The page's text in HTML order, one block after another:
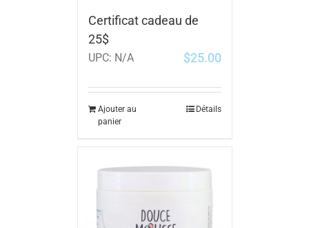
Certificat cadeau de
25$
UPC: N/A $25.00
Ajouter au
panier
Détails